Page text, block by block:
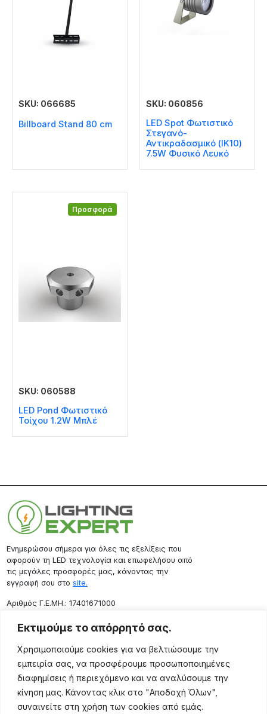
Εκτιμούμε το απόρρητό σας.
Χρησιμοποιούμε cookies για να βελτιώσουμε την
εμπειρία σας, να προσφέρουμε προσωποποιημένες
διαφημίσεις ή περιεχόμενο και να αναλύσουμε την
κίνηση μας. Κάνοντας κλικ στο "Αποδοχή Όλων",
συναινείτε στη χρήση των cookies από εμάς.
SKU: 066685
Billboard Stand 80 cm
SKU: 060856
LED Spot Φωτιστικό
Στεγανό-
Αντικραδασμικό (IK10)
7.5W Φυσικό Λευκό
Προσφορά
SKU: 060588
LED Pond Φωτιστικό
Τοίχου 1.2W Μπλέ
Ενημερώσου σήμερα για όλες τις εξελίξεις που
αφορούν τη LED τεχνολογία και επωφελήσου από
τις μεγάλες προσφορές μας, κάνοντας την
εγγραφή σου στο site.
Aριθμός Γ.Ε.ΜΗ.: 17401671000
Επικοινωνία
Ρόδου 133, Αθήνα 10443
(+30) 211 725 5427
sales@lightingexpert.gr